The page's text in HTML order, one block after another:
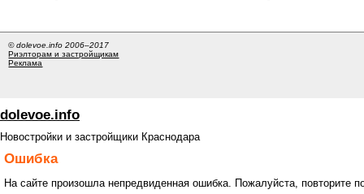
© dolevoe.info 2006–2017
Риэлторам и застройщикам
Реклама
dolevoe.info
Новостройки и застройщики Краснодара
Ошибка
На сайте произошла непредвиденная ошибка. Пожалуйста, повторите